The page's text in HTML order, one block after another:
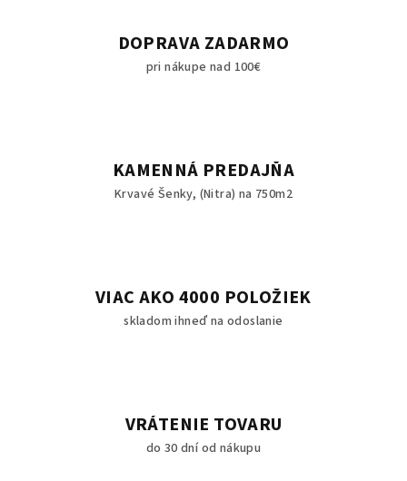
DOPRAVA ZADARMO
pri nákupe nad 100€
KAMENNÁ PREDAJŇA
Krvavé Šenky, (Nitra) na 750m2
VIAC AKO 4000 POLOŽIEK
skladom ihneď na odoslanie
VRÁTENIE TOVARU
do 30 dní od nákupu